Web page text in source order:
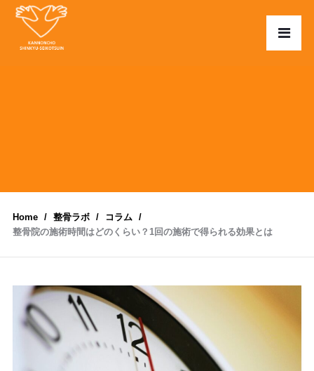
Home 整骨ラボ
コラム
整骨院の施術時間はどのくらい？1回の施術で得られる効果とは